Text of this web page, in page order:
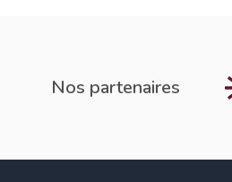
Nos partenaires